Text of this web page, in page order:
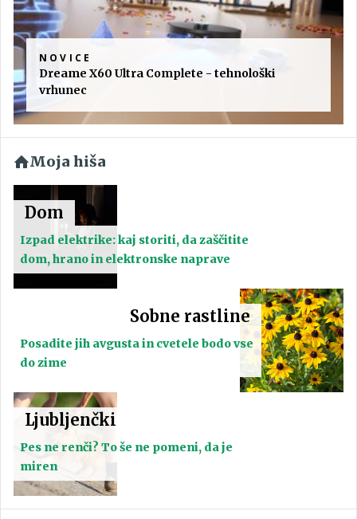
NOVICE
Dreame X60 Ultra Complete - tehnološki
vrhunec
Moja hiša
Dom
Izpad elektrike: kaj storiti, da zaščitite
dom, hrano in elektronske naprave
Sobne rastline
Posadite jih avgusta in cvetele bodo vse
do zime
Ljubljenčki
Pes ne renči? To še ne pomeni, da je
miren